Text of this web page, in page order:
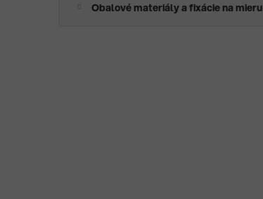
Obalové materiály a fixácie na mieru